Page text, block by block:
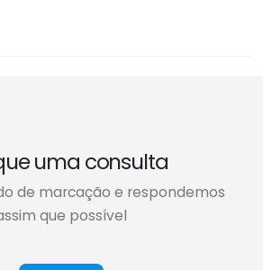
uma consulta
de marcação e respondemos
que possível